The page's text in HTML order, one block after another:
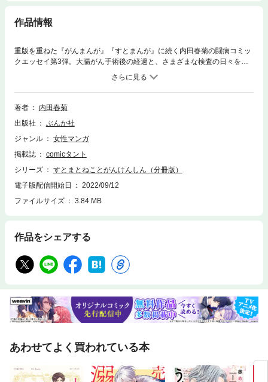
作品情報
重版を重ねた『がんまんが』『すとまんが』に続く内田春菊の闘病コミッ
クエッセイ第3弾。大腸がん手術後の経過と、さまざまな検査の日々を、
現在の3匹の猫との暮らしと過去の自身の猫との思い出をまじえて描きま
す。自身の状況を緻密な観察眼で描いたコミックエッセイ！
著者
内田春菊
出版社
ぶんか社
ジャンル
女性マンガ
掲載誌
comicタント
シリーズ
すとまとねことがんけんしん（分冊版）
電子版配信開始日
2022/09/12
ファイルサイズ
3.84 MB
作品をシェアする
あわせてよく買われている本